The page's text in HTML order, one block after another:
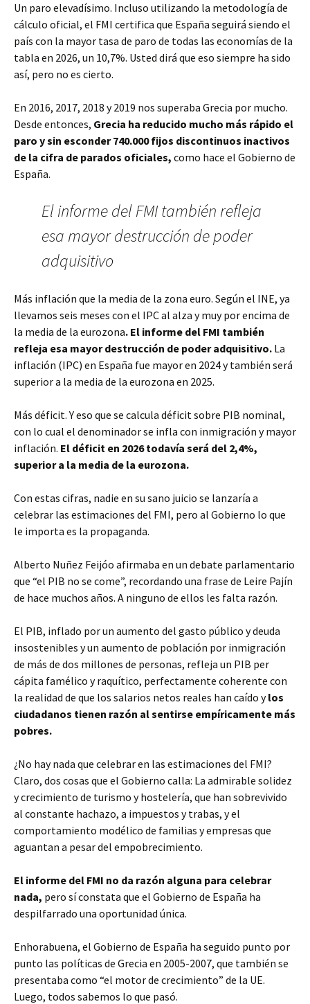
Un paro elevadísimo. Incluso utilizando la metodología de
cálculo oficial, el FMI certifica que España seguirá siendo el
país con la mayor tasa de paro de todas las economías de la
tabla en 2026, un 10,7%. Usted dirá que eso siempre ha sido
así, pero no es cierto.
En 2016, 2017, 2018 y 2019 nos superaba Grecia por mucho.
Desde entonces, Grecia ha reducido mucho más rápido el
paro y sin esconder 740.000 fijos discontinuos inactivos
de la cifra de parados oficiales, como hace el Gobierno de
España.
El informe del FMI también refleja
esa mayor destrucción de poder
adquisitivo
Más inflación que la media de la zona euro. Según el INE, ya
llevamos seis meses con el IPC al alza y muy por encima de
la media de la eurozona. El informe del FMI también
refleja esa mayor destrucción de poder adquisitivo. La
inflación (IPC) en España fue mayor en 2024 y también será
superior a la media de la eurozona en 2025.
Más déficit. Y eso que se calcula déficit sobre PIB nominal,
con lo cual el denominador se infla con inmigración y mayor
inflación. El déficit en 2026 todavía será del 2,4%,
superior a la media de la eurozona.
Con estas cifras, nadie en su sano juicio se lanzaría a
celebrar las estimaciones del FMI, pero al Gobierno lo que
le importa es la propaganda.
Alberto Nuñez Feijóo afirmaba en un debate parlamentario
que “el PIB no se come”, recordando una frase de Leire Pajín
de hace muchos años. A ninguno de ellos les falta razón.
El PIB, inflado por un aumento del gasto público y deuda
insostenibles y un aumento de población por inmigración
de más de dos millones de personas, refleja un PIB per
cápita famélico y raquítico, perfectamente coherente con
la realidad de que los salarios netos reales han caído ylos
ciudadanos tienen razón al sentirse empíricamente más
pobres.
¿No hay nada que celebrar en las estimaciones del FMI?
Claro, dos cosas que el Gobierno calla: La admirable solidez
y crecimiento de turismo y hostelería, que han sobrevivido
al constante hachazo, a impuestos y trabas, y el
comportamiento modélico de familias y empresas que
aguantan a pesar del empobrecimiento.
El informe del FMI no da razón alguna para celebrar
nada, pero sí constata que el Gobierno de España ha
despilfarrado una oportunidad única.
Enhorabuena, el Gobierno de España ha seguido punto por
punto las políticas de Grecia en 2005-2007, que también se
presentaba como “el motor de crecimiento” de la UE.
Luego, todos sabemos lo que pasó.